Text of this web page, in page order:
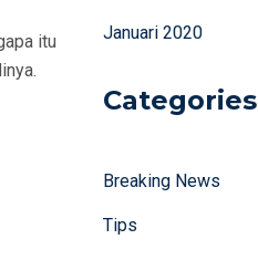
itu
Januari 2020
Categories
Breaking News
Tips